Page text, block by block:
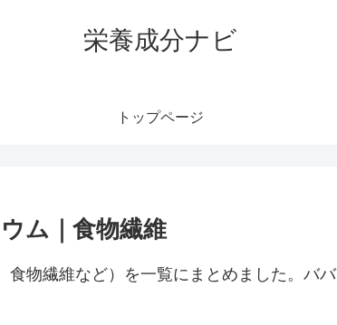
栄養成分ナビ
トップページ
ム｜食物繊維
物繊維など）を一覧にまとめました。ババ